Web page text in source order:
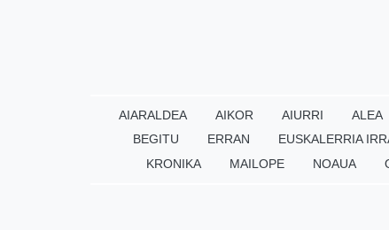
AIARALDEA AIKOR AIURRI ALEA
BEGITU
ERRAN EUSKALERRIA
KRONIKA
MAILOPE NOAUA